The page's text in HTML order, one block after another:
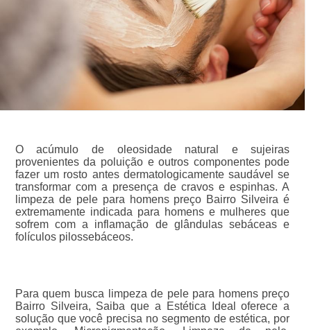
O acúmulo de oleosidade natural e sujeiras
provenientes da poluição e outros componentes pode
fazer um rosto antes dermatologicamente saudável se
transformar com a presença de cravos e espinhas. A
limpeza de pele para homens preço Bairro Silveira é
extremamente indicada para homens e mulheres que
sofrem com a inflamação de glândulas sebáceas e
folículos pilossebáceos.
Para quem busca limpeza de pele para homens preço
Bairro Silveira, Saiba que a Estética Ideal oferece a
solução que você precisa no segmento de estética, por